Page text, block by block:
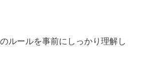
ルールを事前にしっかり理解し